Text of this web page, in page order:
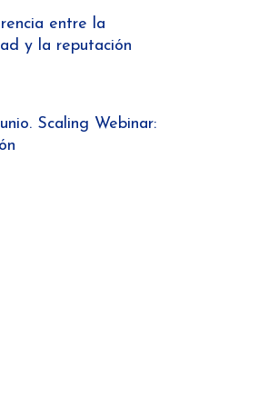
entre la
y la reputación
Scaling Webinar: